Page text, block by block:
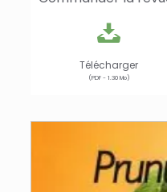
Télécharger
(PDF - 1.30 Mo)